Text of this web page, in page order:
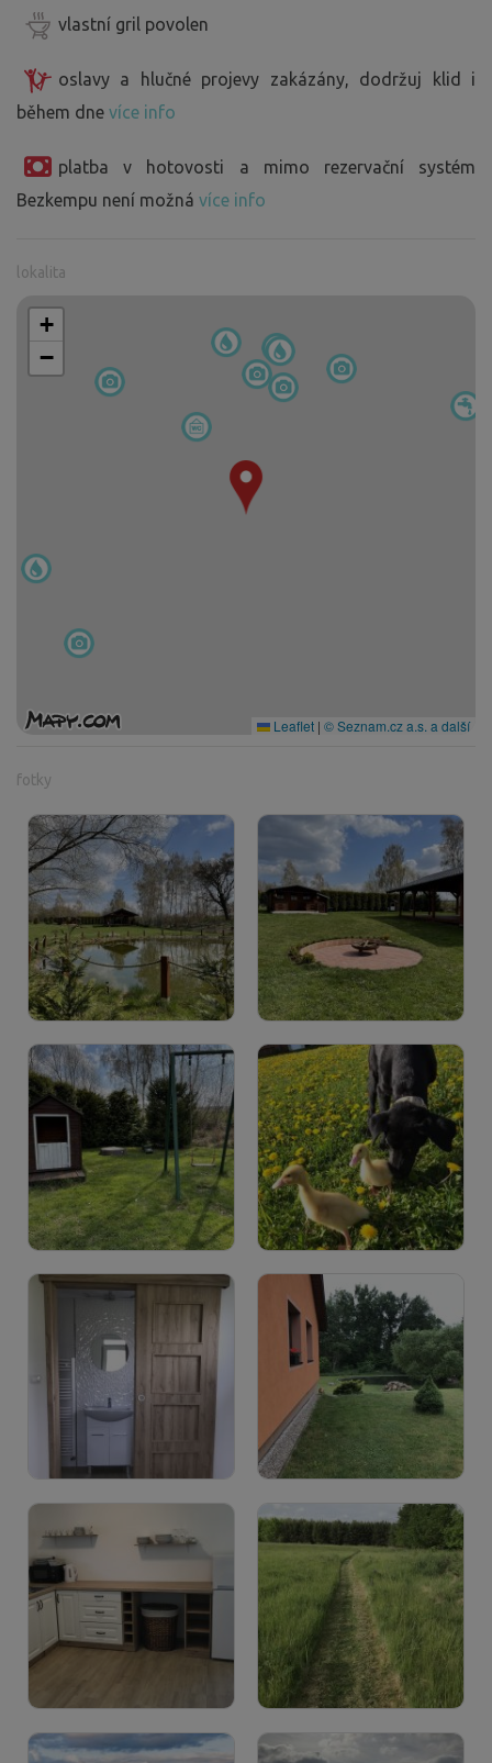
vlastní gril povolen
oslavy a hlučné projevy zakázány, dodržuj klid i
během dne více info
platba v hotovosti a mimo rezervační systém
Bezkempu není možná více info
lokalita
+
−
Leaflet | © Seznam.cz a.s. a další
fotky